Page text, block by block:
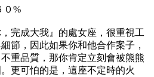
０%
完成大我』的處女座，很重視工
節，因此如果你和他合作案子，
重品質，那你肯定立刻會被熊熊
更可怕的是，這座不定時的火